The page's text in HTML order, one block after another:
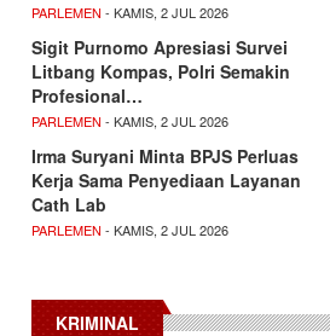
PARLEMEN - KAMIS, 2 JUL 2026
Sigit Purnomo Apresiasi Survei
Litbang Kompas, Polri Semakin
Profesional…
PARLEMEN - KAMIS, 2 JUL 2026
Irma Suryani Minta BPJS Perluas
Kerja Sama Penyediaan Layanan
Cath Lab
PARLEMEN - KAMIS, 2 JUL 2026
KRIMINAL